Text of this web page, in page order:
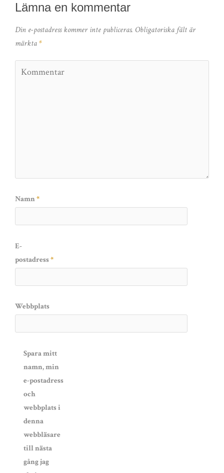
Lämna en kommentar
Din e-postadress kommer inte publiceras. Obligatoriska fält är
märkta*
Namn*
E-
postadress*
Webbplats
Spara mitt
namn, min
e-postadress
och
webbplats i
denna
webbläsare
till nästa
gång jag